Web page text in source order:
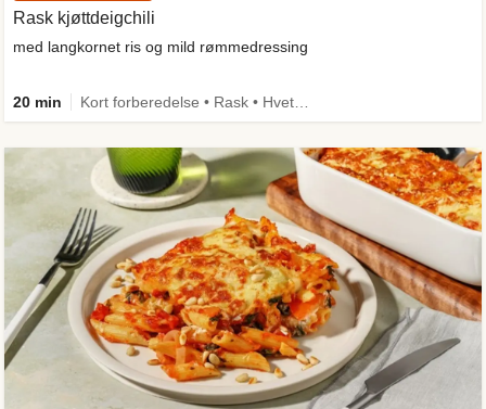
Rask kjøttdeigchili
med langkornet ris og mild rømmedressing
20 min